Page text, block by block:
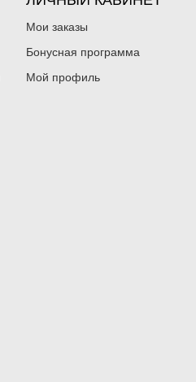
Мои заказы
Бонусная программа
Мой профиль